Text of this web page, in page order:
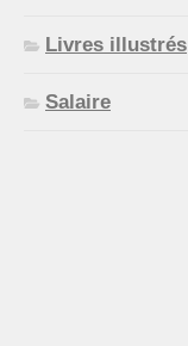
Livres illustrés
Salaire